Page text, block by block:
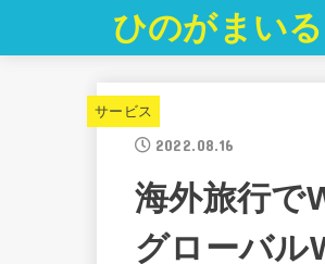
ひのがまいる
サービス
2022.08.16
海外旅行で
グローバル